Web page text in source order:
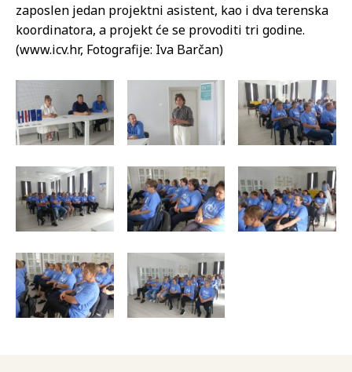
zaposlen jedan projektni asistent, kao i dva terenska
koordinatora, a projekt će se provoditi tri godine.
(www.icv.hr, Fotografije: Iva Barčan)